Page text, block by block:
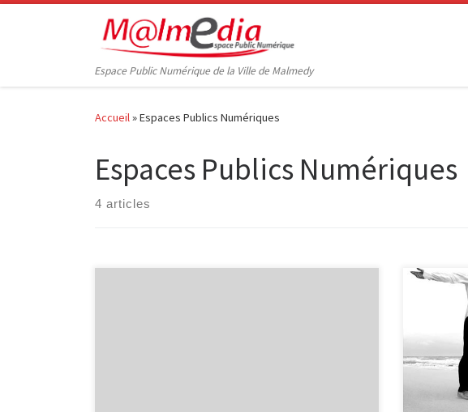
Passer au contenu
Espace Public Numérique de la Ville de Malmedy
Accueil »Espaces Publics Numériques
Espaces Publics Numériques
4 articles
Pour
Clic et
de
vous le
dites pas